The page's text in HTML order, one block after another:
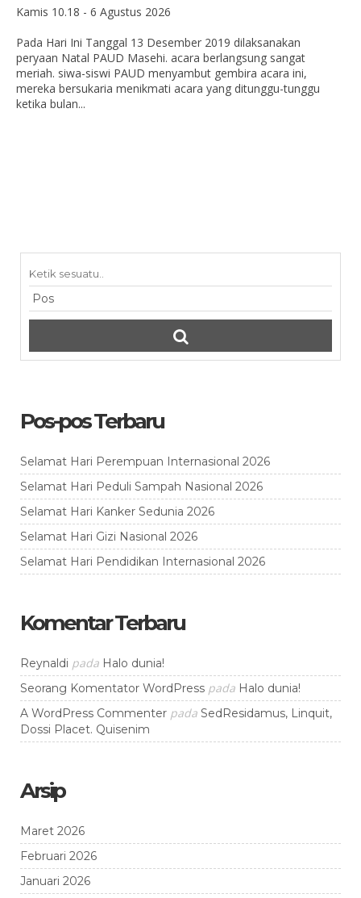
Kamis 10.18 - 6 Agustus 2026
Pada Hari Ini Tanggal 13 Desember 2019 dilaksanakan
peryaan Natal PAUD Masehi. acara berlangsung sangat
meriah. siwa-siswi PAUD menyambut gembira acara ini,
mereka bersukaria menikmati acara yang ditunggu-tunggu
ketika bulan...
Pos-pos Terbaru
Selamat Hari Perempuan Internasional 2026
Selamat Hari Peduli Sampah Nasional 2026
Selamat Hari Kanker Sedunia 2026
Selamat Hari Gizi Nasional 2026
Selamat Hari Pendidikan Internasional 2026
Komentar Terbaru
Reynaldi pada Halo dunia!
Seorang Komentator WordPress pada Halo dunia!
A WordPress Commenter pada SedResidamus, Linquit,
Dossi Placet. Quisenim
Arsip
Maret 2026
Februari 2026
Januari 2026